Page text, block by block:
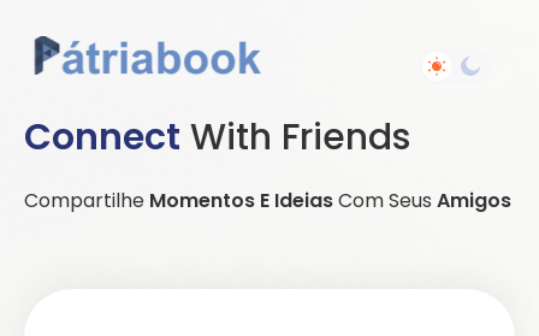
Connect With Friends
Compartilhe Momentos E IdeiasCom Seus Amigos